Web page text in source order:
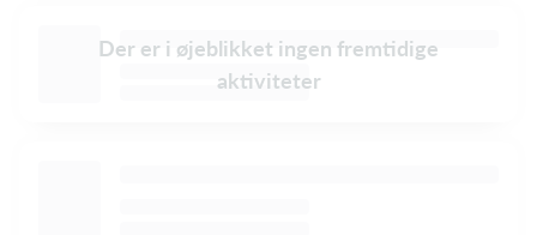
Der er i øjeblikket ingen fremtidige
aktiviteter